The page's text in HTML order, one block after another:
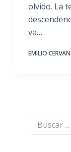
olvido. La
va…
EMILIO
Buscar